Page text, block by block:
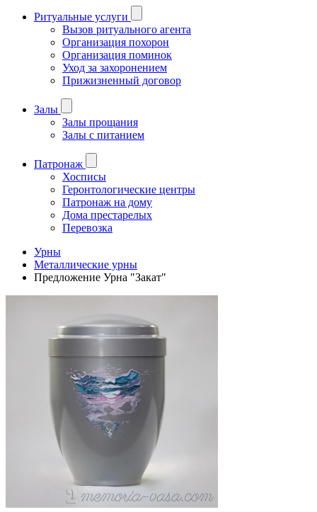
Ритуальные услуги
Вызов ритуального агента
Организация похорон
Организация поминок
Уход за захоронением
Прижизненный договор
Залы
Залы прощания
Залы с питанием
Патронаж
Хосписы
Геронтологические центры
Патронаж на дому
Дома престарелых
Перевозка
Урны
Металлические урны
Предложение Урна "Закат"